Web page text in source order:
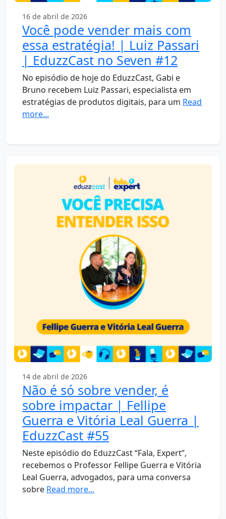
16 de abril de 2026
Você pode vender mais com
essa estratégia! | Luiz Passari
| EduzzCast no Seven #12
No episódio de hoje do EduzzCast, Gabi e
Bruno recebem Luiz Passari, especialista em
estratégias de produtos digitais, para um Read
more...
14 de abril de 2026
Não é só sobre vender, é
sobre impactar | Fellipe
Guerra e Vitória Leal Guerra |
EduzzCast #55
Neste episódio do EduzzCast “Fala, Expert”,
recebemos o Professor Fellipe Guerra e Vitória
Leal Guerra, advogados, para uma conversa
sobre Read more...